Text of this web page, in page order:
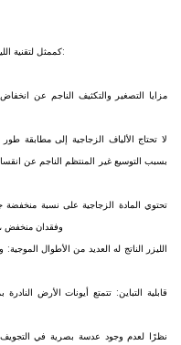
كممثل لتقنية الليزر من الجيل الثالث ، تتمتع الليزرات الليفية بالمزايا التالية:
بسبب التوسيع غير المنتظم الناجم عن
وفقدان منخفض ،